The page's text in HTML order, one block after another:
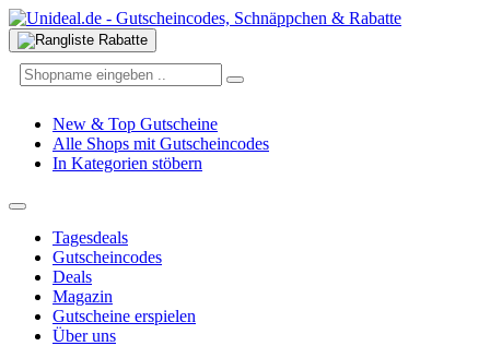
New & Top Gutscheine
Alle Shops mit Gutscheincodes
In Kategorien stöbern
Tagesdeals
Gutscheincodes
Deals
Magazin
Gutscheine erspielen
Über uns